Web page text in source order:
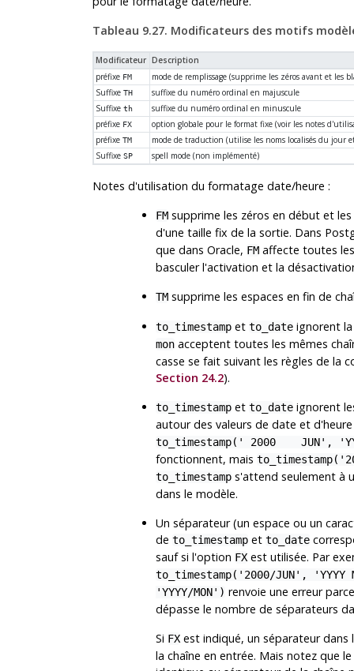
Tableau 9.27. Modificateurs des motifs
Modificateur Description
préfixe FM
mode de remplissage (supprime les zéros avant et les
SuffixeTH
suffixe du numéro ordinal en majuscule
Suffixeth
suffixe du numéro ordinal en minuscule
préfixe FX
option globale pour le format fixe (voir les notes
préfixeTM
mode de traduction (utilise les noms localisés du jour
SuffixeSP spell mode (non implémenté)
Notes d'utilisation du formatage date/heure :
FMsupprime les zéros en début et
d'une taille fix de la sortie. Dans
que dans Oracle, FMaffecte toutes
basculer l'activation et la
TMsupprime les espaces en fin de
to_timestampet to_dateignorent la
monacceptent toutes les mêmes
casse se fait suivant les règles de la
Section 24.2).
to_timestampet to_dateignorent
autour des valeurs de date et
to_timestamp(' 2000 JUN',
fonctionnent, mais
to_timestamps'attend seulement à
dans le modèle.
Un séparateur (un espace ou un
de to_timestampet to_date
sauf si l'option FXest utilisée. Par
to_timestamp('2000/JUN', 'YYYY
'YYYY/MON') renvoie une erreur
dépasse le nombre de séparateurs
Si FXest indiqué, un séparateur dans
la chaîne en entrée. Mais notez que